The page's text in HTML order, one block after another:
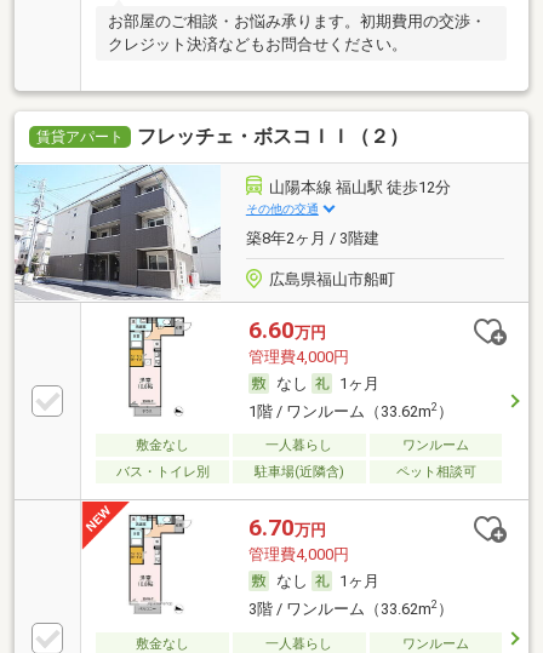
お部屋のご相談・お悩み承ります。初期費用の交渉・
クレジット決済などもお問合せください。
賃貸アパート フレッチェ・ボスコＩＩ（２）
山陽本線 福山駅 徒歩12分
その他の交通
築8年2ヶ月 / 3階建
広島県福山市船町
6.60万円
管理費4,000円
なし
1ヶ月
1階 / ワンルーム（33.62m2）
敷金なし 一人暮らし
ワンルーム
バス・トイレ別
駐車場(近隣含) ペット相談可
6.70万円
管理費4,000円
なし
1ヶ月
3階 / ワンルーム（33.62m2）
敷金なし 一人暮らし
ワンルーム